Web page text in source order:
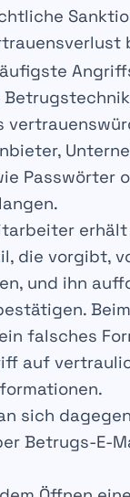
Betrugstechnik
Passwörter
erhält
, die vorgibt,
und ihn
.
falsches
auf
.
sich
Betrugs-E-